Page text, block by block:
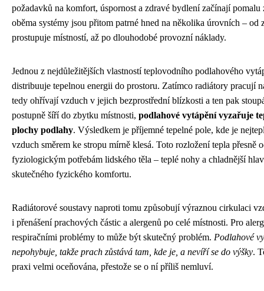
požadavků na komfort, úspornost a zdravé bydlení začínají
oběma systémy jsou přitom patrné hned na několika úrovních – od
prostupuje místností, až po dlouhodobé provozní náklady.
Jednou z nejdůležitějších vlastností teplovodního podlahového
distribuuje tepelnou energii do prostoru. Zatímco radiátory pracují
tedy ohřívají vzduch v jejich bezprostřední blízkosti a ten pak
postupně šíří do zbytku místnosti, podlahové vytápění vyzařuje
plochy podlahy. Výsledkem je příjemné tepelné pole, kde je
vzduch směrem ke stropu mírně klesá. Toto rozložení tepla přesně
fyziologickým potřebám lidského těla – teplé nohy a chladnější
skutečného fyzického komfortu.
Radiátorové soustavy naproti tomu způsobují výraznou cirkulaci
i přenášení prachových částic a alergenů po celé místnosti. Pro
respiračními problémy to může být skutečný problém. Podlahové
nepohybuje, takže prach zůstává tam, kde je, a nevíří se do výšky.
praxi velmi oceňována, přestože se o ní příliš nemluví.